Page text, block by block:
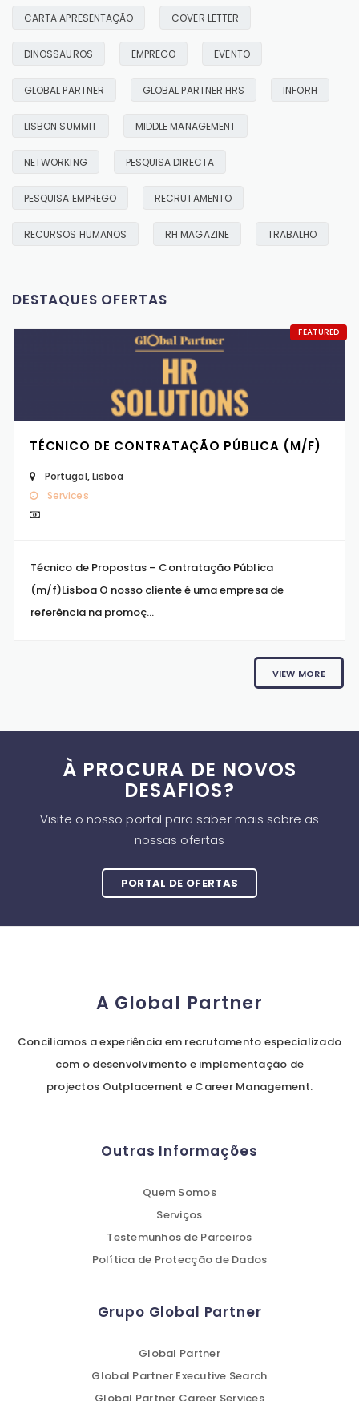
OS DINOSSAUROS AINDA EXISTEM!
CARTA APRESENTAÇÃO COVER LETTER
DINOSSAUROS EMPREGO EVENTO
GLOBAL PARTNER GLOBAL PARTNER HRS INFORH
LISBON SUMMIT MIDDLE MANAGEMENT
NETWORKING PESQUISA DIRECTA
PESQUISA EMPREGO RECRUTAMENTO
RECURSOS HUMANOS RH MAGAZINE TRABALHO
DESTAQUES OFERTAS
FEATURED
TÉCNICO DE CONTRATAÇÃO PÚBLICA (M/F)
Portugal,Lisboa
Services
Técnico de Propostas – Contratação Pública
(m/f)Lisboa O nosso cliente é uma empresa de
referência na promoç...
VIEW MORE
À PROCURA DE NOVOS
DESAFIOS?
Visite o nosso portal para saber mais sobre as
nossas ofertas
PORTAL DE OFERTAS
A Global Partner
Conciliamos a experiência em recrutamento especializado
com o desenvolvimento e implementação de
projectos Outplacement e Career Management.
Outras Informações
Quem Somos
Serviços
Testemunhos de Parceiros
Política de Protecção de Dados
Grupo Global Partner
Global Partner
Global Partner Executive Search